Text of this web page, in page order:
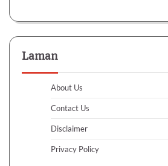
Laman
About Us
Contact Us
Disclaimer
Privacy Policy